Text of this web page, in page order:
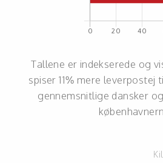
Tallene er indekserede og
spiser 11% mere leverpostej
gennemsnitlige dansker